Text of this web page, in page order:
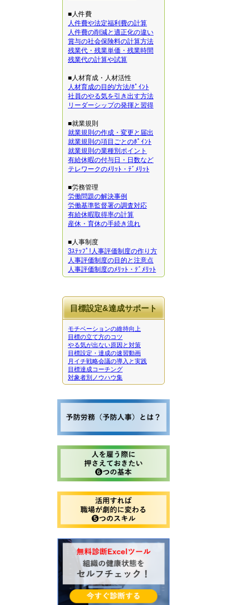
■人件費
人件費や法定福利費の計算
人件費の削減と適正化の違い
賞与の社会保険料の計算方法
残業代・残業単価・残業時間
残業代の計算や試算
■人材育成・人材活性
人材育成の目的/方法/ﾎﾟｲﾝﾄ
社員のやる気を引き出す方法
リーダーシップの発揮と習得
■就業規則
就業規則の作成・変更と届出
就業規則の項目ごとのﾎﾟｲﾝﾄ
就業規則の業種別ポイント
有給休暇の付与日・日数など
テレワークのﾒﾘｯﾄ・ﾃﾞﾒﾘｯﾄ
■労務管理
労働問題の解決事例
労働基準監督署の調査対応
有給休暇取得率の計算
産休・育休の手続き流れ
■人事制度
3ｽﾃｯﾌﾟ!人事評価制度の作り方
人事評価制度の目的と注意点
人事評価制度のﾒﾘｯﾄ・ﾃﾞﾒﾘｯﾄ
目標設定&達成サポート
モチベーションの維持向上
目標の立て方のコツ
やる気が出ない原因と対策
目標設定・達成の速習動画
月イチ戦略会議の導入と実践
目標達成コーチング
対象者別ノウハウ集